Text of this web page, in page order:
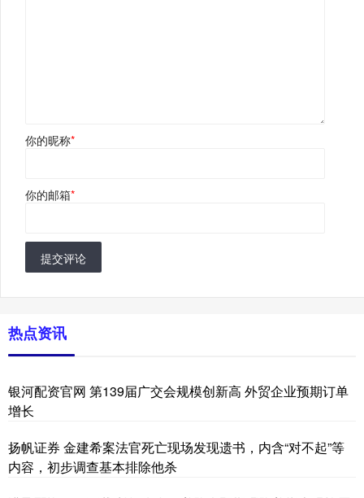
你的昵称*
你的邮箱*
提交评论
热点资讯
银河配资官网 第139届广交会规模创新高 外贸企业预期订单
增长
扬帆证券 金建希案法官死亡现场发现遗书，内含“对不起”等
内容，初步调查基本排除他杀